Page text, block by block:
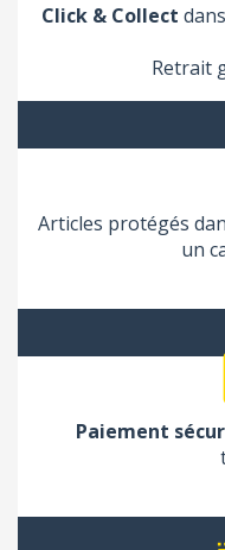
Click & Collect
Retrait
Articles protégés
un
Paiement